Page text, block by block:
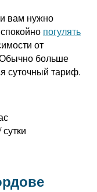
вам нужно
погулять
от
больше
суточный тариф.